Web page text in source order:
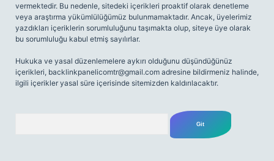
vermektedir. Bu nedenle, sitedeki içerikleri proaktif olarak denetleme
veya araştırma yükümlülüğümüz bulunmamaktadır. Ancak, üyelerimiz
yazdıkları içeriklerin sorumluluğunu taşımakta olup, siteye üye olarak
bu sorumluluğu kabul etmiş sayılırlar.
Hukuka ve yasal düzenlemelere aykırı olduğunu düşündüğünüz
içerikleri, backlinkpanelicomtr@gmail.com adresine bildirmeniz halinde,
ilgili içerikler yasal süre içerisinde sitemizden kaldırılacaktır.